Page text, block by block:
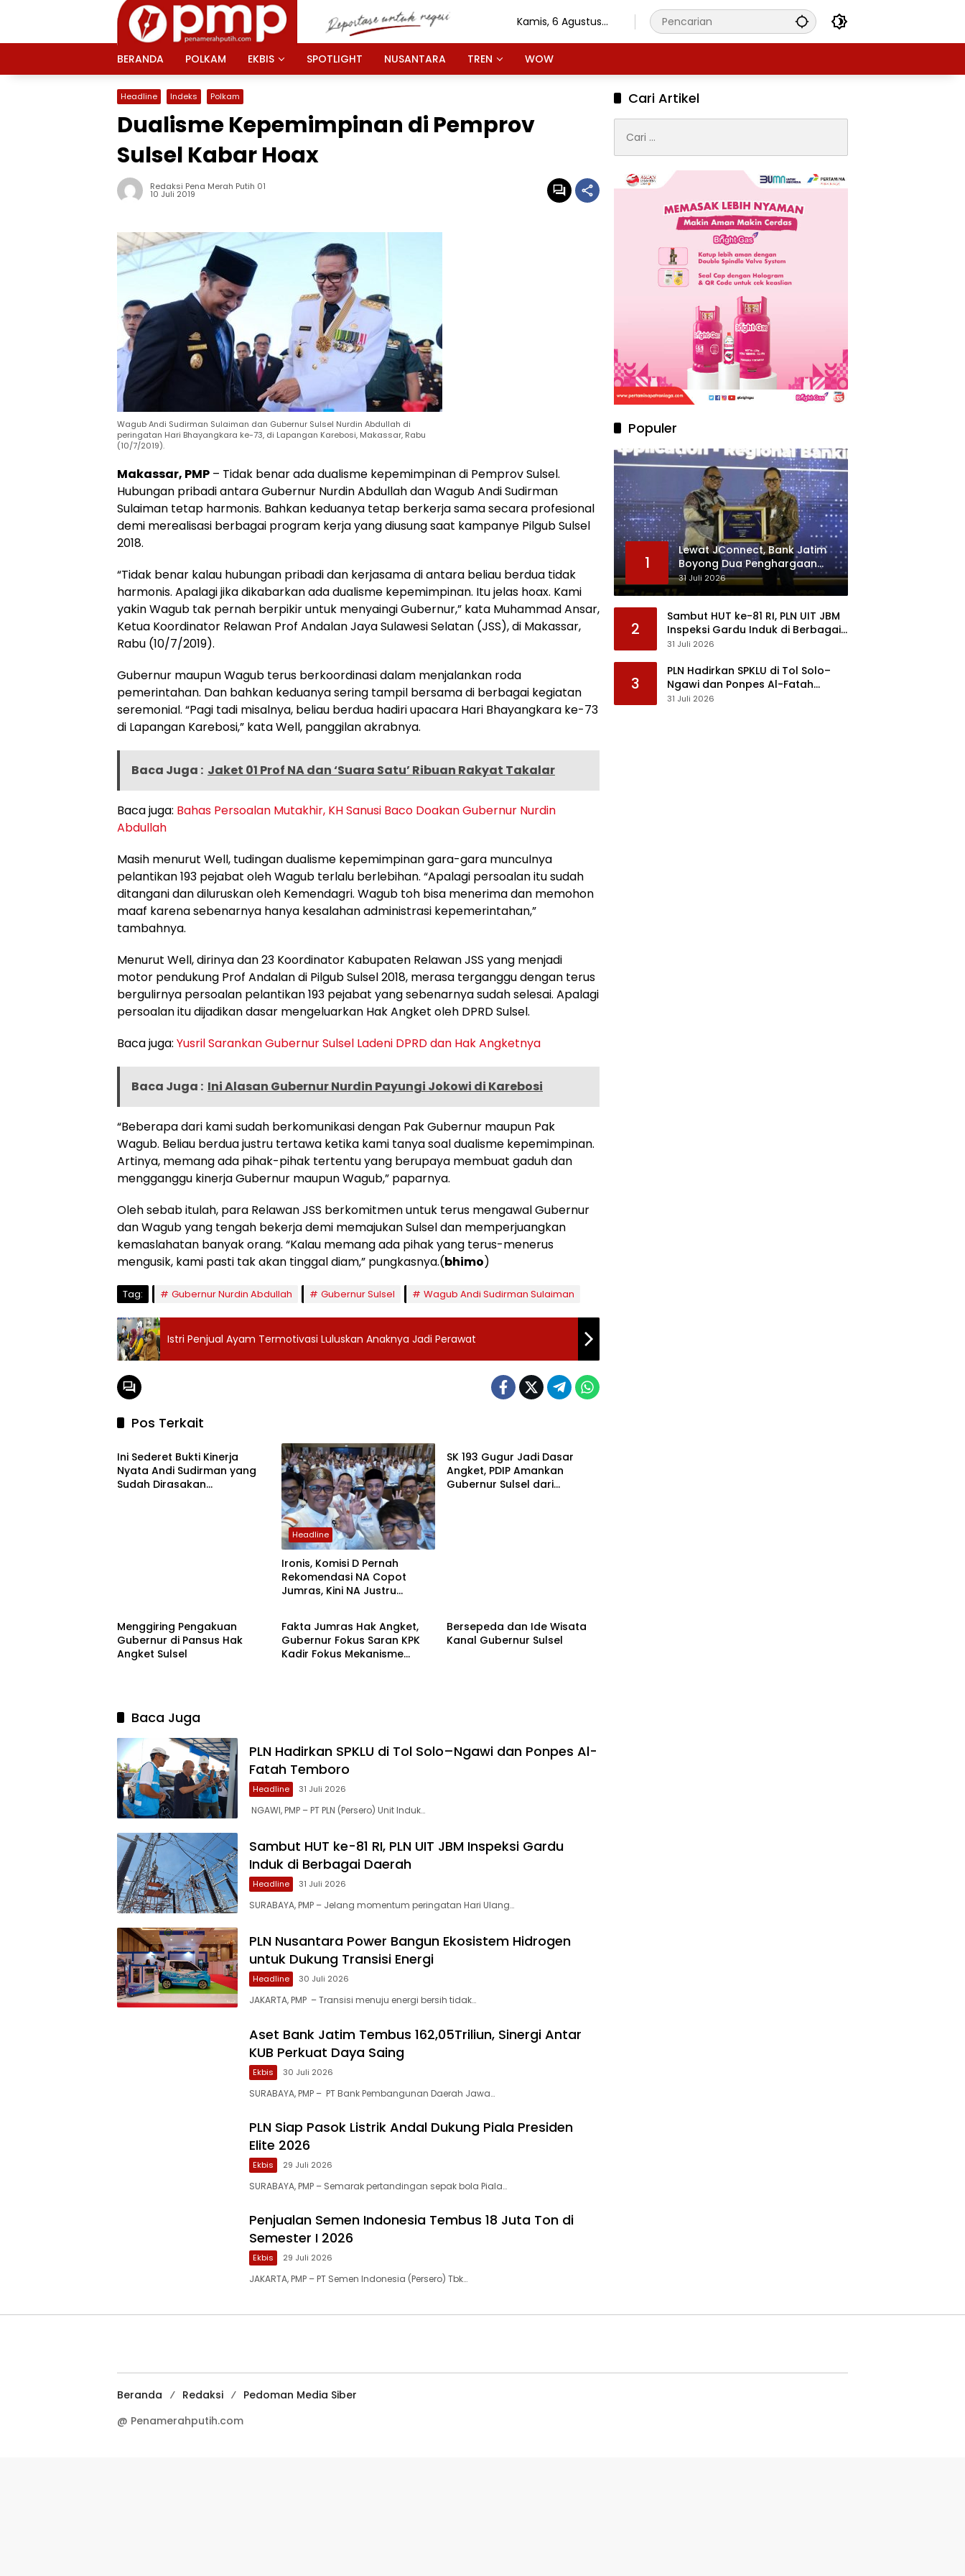
Kamis, 6 Agustus
BERANDA
POLKAM EKBIS SPOTLIGHT NUSANTARA TREN WOW
Headline Indeks Polkam
Dualisme Kepemimpinan di Pemprov
Sulsel Kabar Hoax
Redaksi Pena Merah Putih 01
10 Juli 2019
Wagub Andi Sudirman Sulaiman dan Gubernur Sulsel Nurdin Abdullah di
peringatan Hari Bhayangkara ke-73, di Lapangan Karebosi, Makassar, Rabu
(10/7/2019).
Makassar, PMP – Tidak benar ada dualisme kepemimpinan di Pemprov Sulsel.
Hubungan pribadi antara Gubernur Nurdin Abdullah dan Wagub Andi Sudirman
Sulaiman tetap harmonis. Bahkan keduanya tetap berkerja sama secara profesional
demi merealisasi berbagai program kerja yang diusung saat kampanye Pilgub Sulsel
2018.
“Tidak benar kalau hubungan pribadi dan kerjasama di antara beliau berdua tidak
harmonis. Apalagi jika dikabarkan ada dualisme kepemimpinan. Itu jelas hoax. Kami
yakin Wagub tak pernah berpikir untuk menyaingi Gubernur,” kata Muhammad Ansar,
Ketua Koordinator Relawan Prof Andalan Jaya Sulawesi Selatan (JSS), di Makassar,
Rabu (10/7/2019).
Gubernur maupun Wagub terus berkoordinasi dalam menjalankan roda
pemerintahan. Dan bahkan keduanya sering tampil bersama di berbagai kegiatan
seremonial. “Pagi tadi misalnya, beliau berdua hadiri upacara Hari Bhayangkara ke-73
di Lapangan Karebosi,” kata Well, panggilan akrabnya.
Baca Juga : Jaket 01 Prof NA dan ‘Suara Satu’ Ribuan Rakyat Takalar
Baca juga: Bahas Persoalan Mutakhir, KH Sanusi Baco Doakan Gubernur Nurdin
Abdullah
Masih menurut Well, tudingan dualisme kepemimpinan gara-gara munculnya
pelantikan 193 pejabat oleh Wagub terlalu berlebihan. “Apalagi persoalan itu sudah
ditangani dan diluruskan oleh Kemendagri. Wagub toh bisa menerima dan memohon
maaf karena sebenarnya hanya kesalahan administrasi kepemerintahan,”
tambahnya.
Menurut Well, dirinya dan 23 Koordinator Kabupaten Relawan JSS yang menjadi
motor pendukung Prof Andalan di Pilgub Sulsel 2018, merasa terganggu dengan terus
bergulirnya persoalan pelantikan 193 pejabat yang sebenarnya sudah selesai. Apalagi
persoalan itu dijadikan dasar mengeluarkan Hak Angket oleh DPRD Sulsel.
Baca juga: Yusril Sarankan Gubernur Sulsel Ladeni DPRD dan Hak Angketnya
Baca Juga : Ini Alasan Gubernur Nurdin Payungi Jokowi di Karebosi
“Beberapa dari kami sudah berkomunikasi dengan Pak Gubernur maupun Pak
Wagub. Beliau berdua justru tertawa ketika kami tanya soal dualisme kepemimpinan.
Artinya, memang ada pihak-pihak tertentu yang berupaya membuat gaduh dan
mengganggu kinerja Gubernur maupun Wagub,” paparnya.
Oleh sebab itulah, para Relawan JSS berkomitmen untuk terus mengawal Gubernur
dan Wagub yang tengah bekerja demi memajukan Sulsel dan memperjuangkan
kemaslahatan banyak orang. “Kalau memang ada pihak yang terus-menerus
mengusik, kami pasti tak akan tinggal diam,” pungkasnya.(bhimo)
Tag: Gubernur Nurdin Abdullah Gubernur Sulsel Wagub Andi Sudirman Sulaiman
Istri Penjual Ayam Termotivasi Luluskan Anaknya Jadi Perawat
Pos Terkait
Headline
Ini Sederet Bukti Kinerja
Nyata Andi Sudirman yang
Sudah Dirasakan
Headline
Ironis, Komisi D Pernah
Rekomendasi NA Copot
Jumras, Kini NA Justru
SK 193 Gugur Jadi Dasar
Angket, PDIP Amankan
Gubernur Sulsel dari
Menggiring Pengakuan
Gubernur di Pansus Hak
Angket Sulsel
Headline
Fakta Jumras Hak Angket,
Gubernur Fokus Saran KPK
Kadir Fokus Mekanisme
Bersepeda dan Ide Wisata
Kanal Gubernur Sulsel
Baca Juga
PLN Hadirkan SPKLU di Tol Solo–Ngawi dan Ponpes Al-
Fatah Temboro
Headline 31 Juli 2026
NGAWI, PMP – PT PLN (Persero) Unit Induk…
Sambut HUT ke-81 RI, PLN UIT JBM Inspeksi Gardu
Induk di Berbagai Daerah
Headline 31 Juli 2026
SURABAYA, PMP – Jelang momentum peringatan Hari Ulang…
PLN Nusantara Power Bangun Ekosistem Hidrogen
untuk Dukung Transisi Energi
Headline 30 Juli 2026
JAKARTA, PMP – Transisi menuju energi bersih tidak…
Aset Bank Jatim Tembus 162,05Triliun, Sinergi Antar
KUB Perkuat Daya Saing
Ekbis 30 Juli 2026
SURABAYA, PMP – PT Bank Pembangunan Daerah Jawa…
PLN Siap Pasok Listrik Andal Dukung Piala Presiden
Elite 2026
Ekbis 29 Juli 2026
SURABAYA, PMP – Semarak pertandingan sepak bola Piala…
Penjualan Semen Indonesia Tembus 18 Juta Ton di
Semester I 2026
Ekbis 29 Juli 2026
JAKARTA, PMP – PT Semen Indonesia (Persero) Tbk…
Cari Artikel
untuk:
Populer
1
Lewat JConnect, Bank Jatim
Boyong Dua Penghargaan
Sekaligus
31 Juli 2026
2
Sambut HUT ke-81 RI, PLN UIT JBM
Inspeksi Gardu Induk di Berbagai
Daerah
31 Juli 2026
3
PLN Hadirkan SPKLU di Tol Solo–
Ngawi dan Ponpes Al-Fatah
Temboro
31 Juli 2026
Beranda Redaksi
Pedoman Media Siber
@ Penamerahputih.com